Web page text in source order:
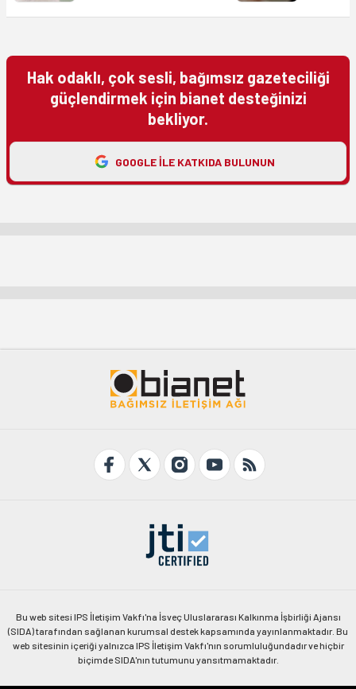
Hak odaklı, çok sesli, bağımsız gazeteciliği
güçlendirmek için bianet desteğinizi
bekliyor.
GOOGLE ILE KATKIDA BULUNUN
Bu web sitesi IPS İletişim Vakfı'na İsveç Uluslararası Kalkınma İşbirliği Ajansı
(SIDA) tarafından sağlanan kurumsal destek kapsamında yayınlanmaktadır. Bu
web sitesinin içeriği yalnızca IPS İletişim Vakfı'nın sorumluluğundadır ve hiçbir
biçimde SIDA'nın tutumunu yansıtmamaktadır.